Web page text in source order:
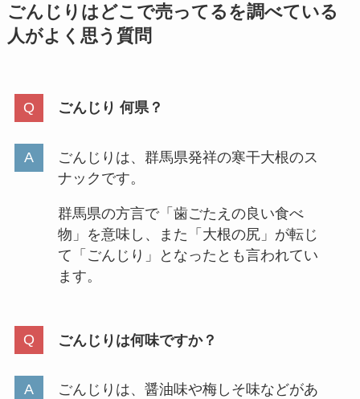
ごんじりはどこで売ってるを調べている
人がよく思う質問
ごんじり 何県？
ごんじりは、群馬県発祥の寒干大根のス
ナックです。
群馬県の方言で「歯ごたえの良い食べ
物」を意味し、また「大根の尻」が転じ
て「ごんじり」となったとも言われてい
ます。
ごんじりは何味ですか？
ごんじりは、醤油味や梅しそ味などがあ